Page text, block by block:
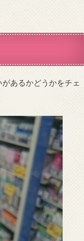
あるかどうかをチェ